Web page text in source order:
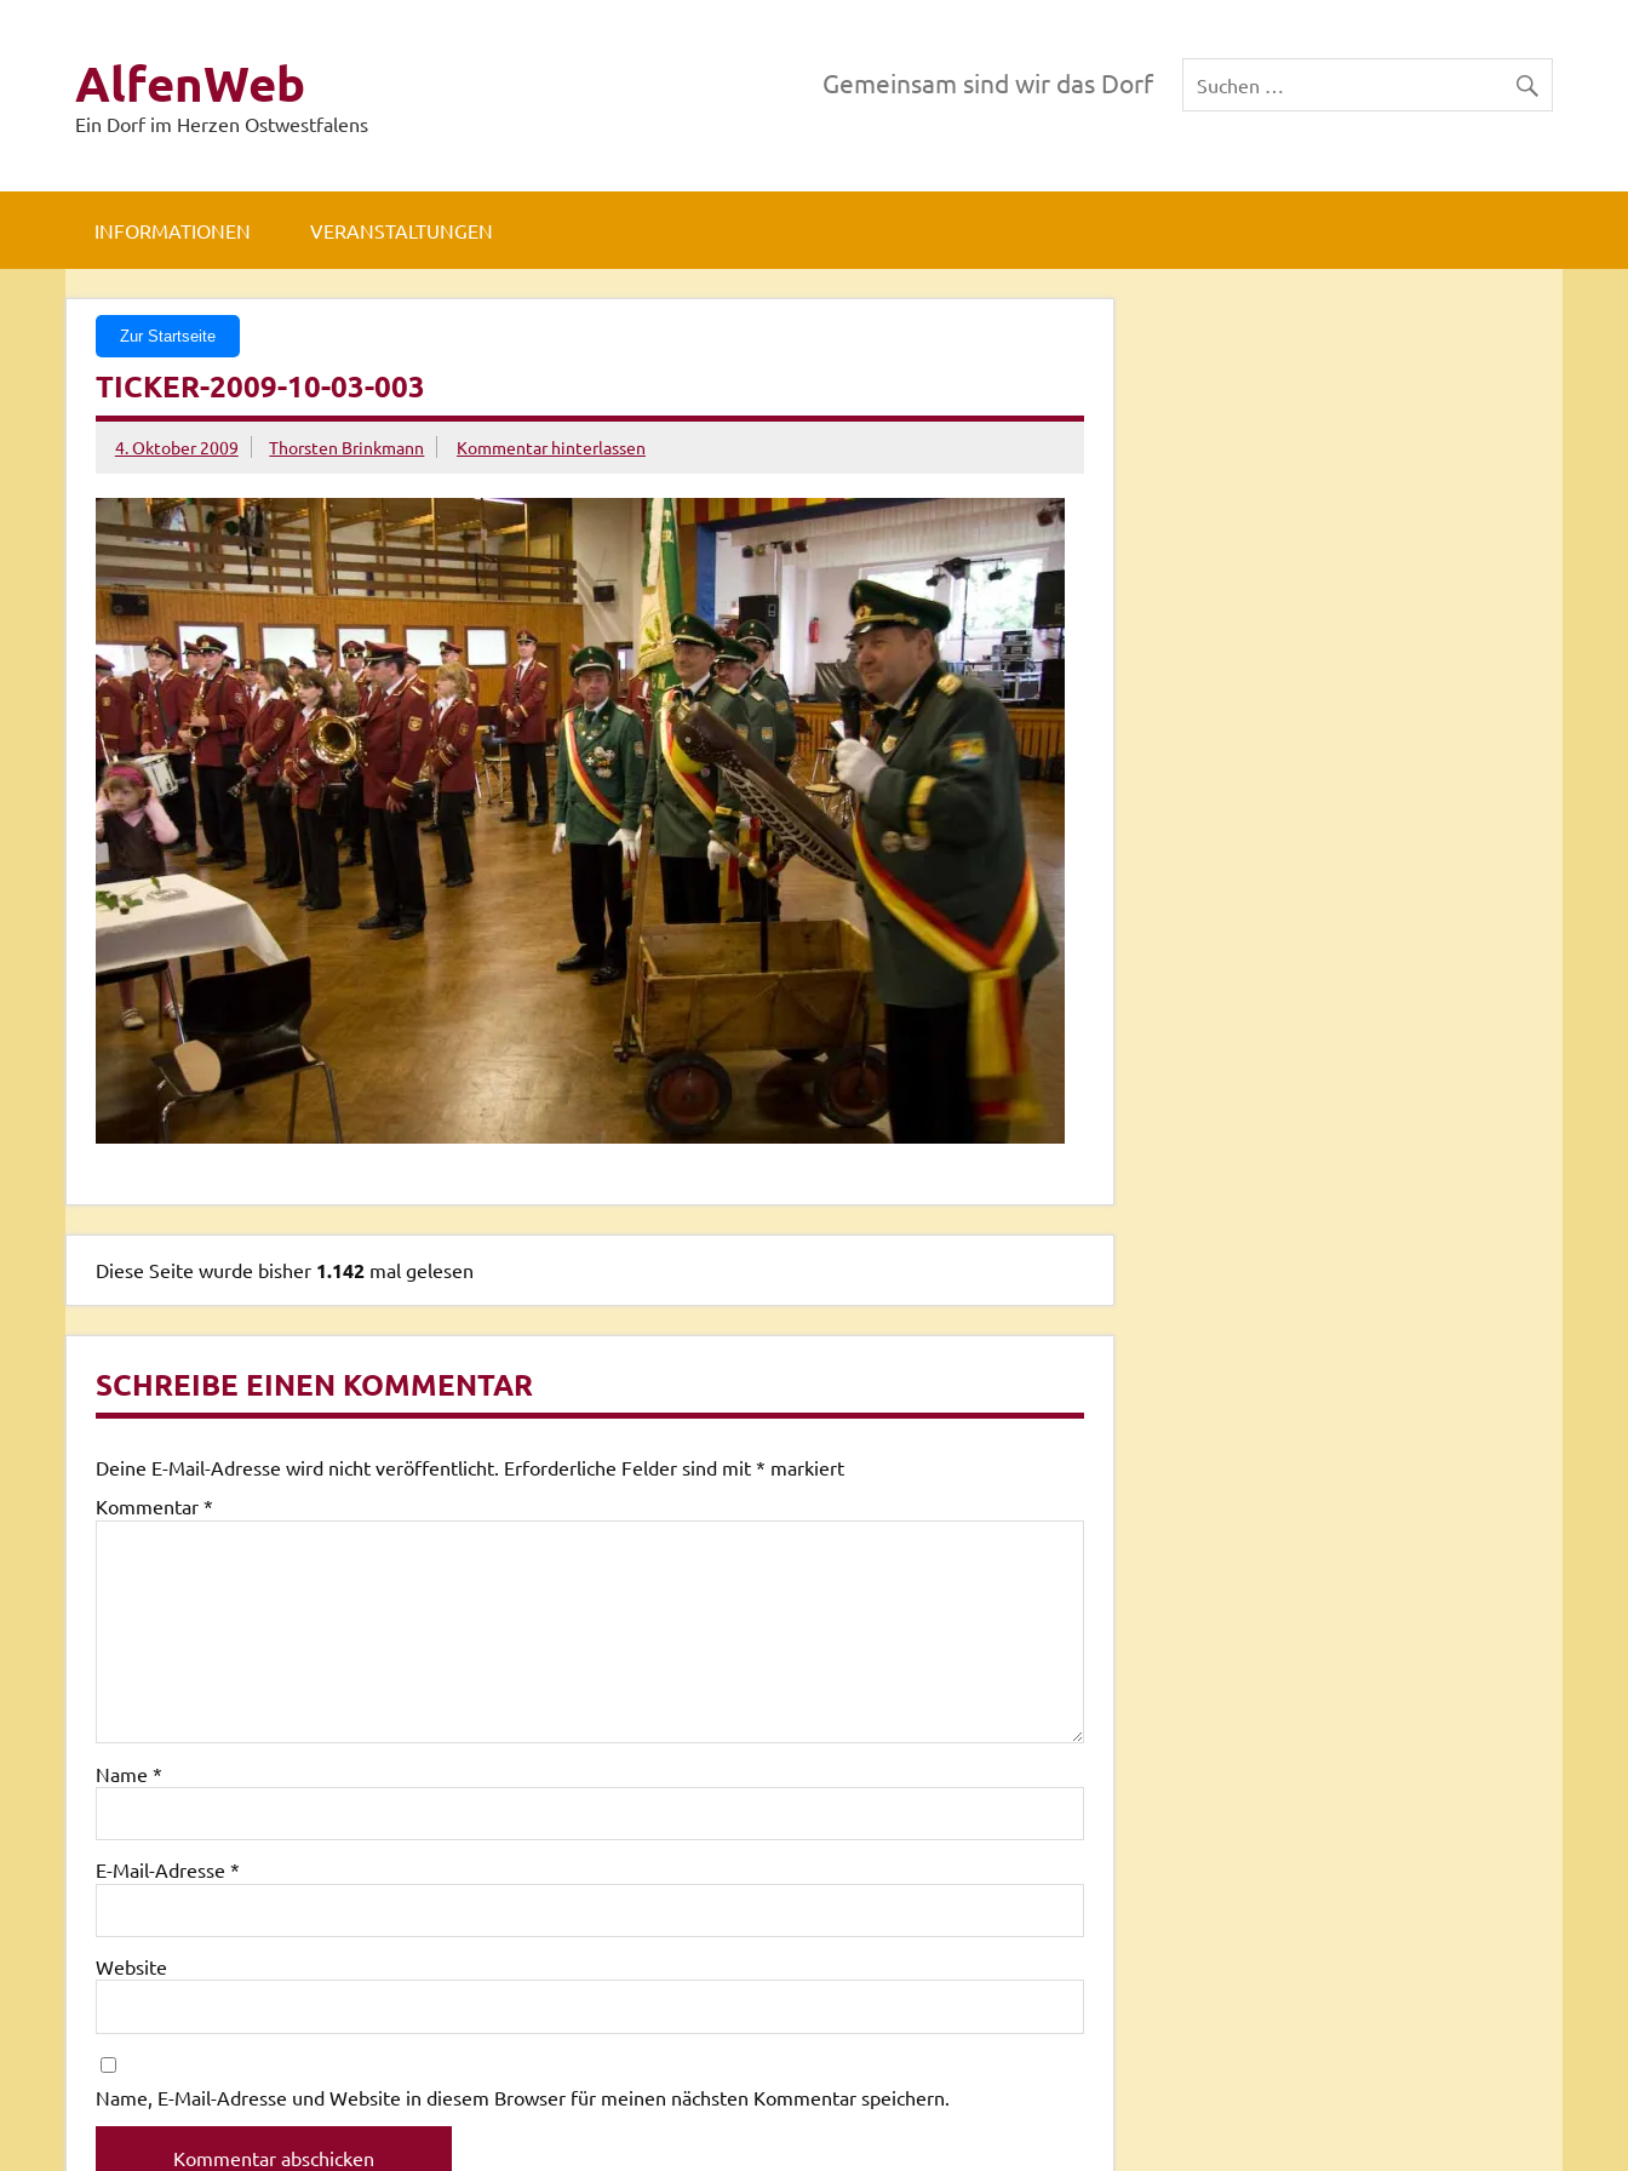
AlfenWeb
Ein Dorf im Herzen Ostwestfalens
Gemeinsam sind wir das Dorf
INFORMATIONEN VERANSTALTUNGEN
Zur Startseite
TICKER-2009-10-03-003
4. Oktober 2009 Thorsten Brinkmann Kommentar hinterlassen
Diese Seite wurde bisher1.142 mal gelesen
SCHREIBE EINEN KOMMENTAR
Deine E-Mail-Adresse wird nicht veröffentlicht. Erforderliche Felder sind mit * markiert
Kommentar *
Name *
E-Mail-Adresse *
Website
Name, E-Mail-Adresse und Website in diesem Browser für meinen nächsten Kommentar speichern.